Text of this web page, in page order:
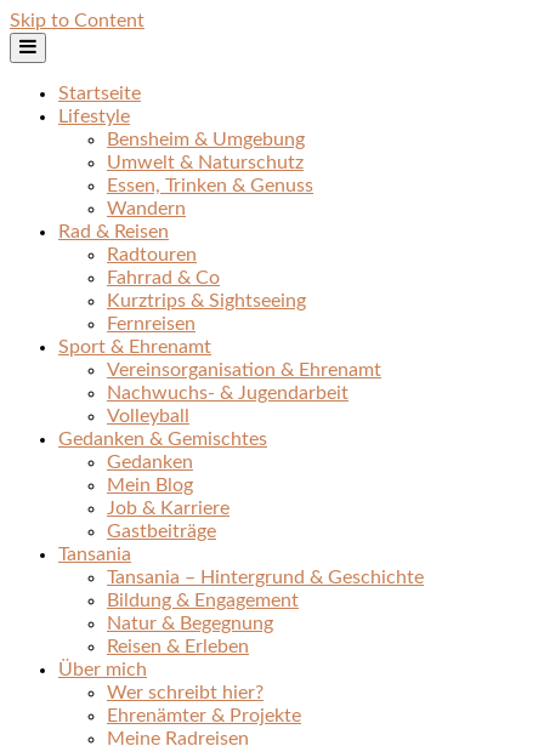
Skip to Content
Startseite
Lifestyle
Bensheim & Umgebung
Umwelt & Naturschutz
Essen, Trinken & Genuss
Wandern
Rad & Reisen
Radtouren
Fahrrad & Co
Kurztrips & Sightseeing
Fernreisen
Sport & Ehrenamt
Vereinsorganisation & Ehrenamt
Nachwuchs- & Jugendarbeit
Volleyball
Gedanken & Gemischtes
Gedanken
Mein Blog
Job & Karriere
Gastbeiträge
Tansania
Tansania – Hintergrund & Geschichte
Bildung & Engagement
Natur & Begegnung
Reisen & Erleben
Über mich
Wer schreibt hier?
Ehrenämter & Projekte
Meine Radreisen